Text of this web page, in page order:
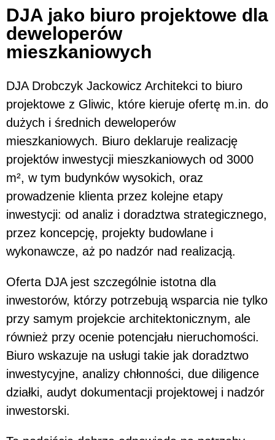
DJA jako biuro projektowe dla
deweloperów
mieszkaniowych
DJA Drobczyk Jackowicz Architekci to biuro
projektowe z Gliwic, które kieruje ofertę m.in. do
dużych i średnich deweloperów
mieszkaniowych. Biuro deklaruje realizację
projektów inwestycji mieszkaniowych od 3000
m², w tym budynków wysokich, oraz
prowadzenie klienta przez kolejne etapy
inwestycji: od analiz i doradztwa strategicznego,
przez koncepcję, projekty budowlane i
wykonawcze, aż po nadzór nad realizacją.
Oferta DJA jest szczególnie istotna dla
inwestorów, którzy potrzebują wsparcia nie tylko
przy samym projekcie architektonicznym, ale
również przy ocenie potencjału nieruchomości.
Biuro wskazuje na usługi takie jak doradztwo
inwestycyjne, analizy chłonności, due diligence
działki, audyt dokumentacji projektowej i nadzór
inwestorski.